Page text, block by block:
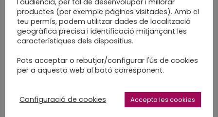
l'audiència, per tal de desenvolupar i millorar
productes (per exemple pàgines visitades). Amb el
teu permís, podem utilitzar dades de localització
geogràfica precisa i identificació mitjançant les
característiques dels dispositius.
Pots acceptar o rebutjar/configurar l'ús de cookies
per a aquesta web al botó corresponent.
Configuració de cookies Accepto les cookies